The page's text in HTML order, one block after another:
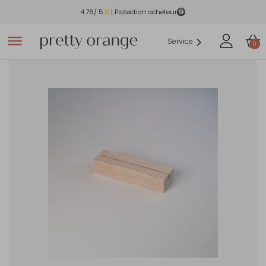
4.76/ 5 | Protection acheteur
Service 0